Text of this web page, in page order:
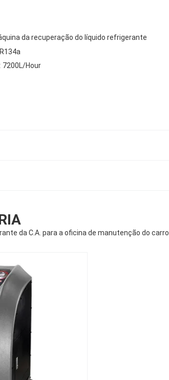
da recuperação do líquido refrigerante
R134a
7200L/Hour
da C.A. para a oficina de manutenção do carro